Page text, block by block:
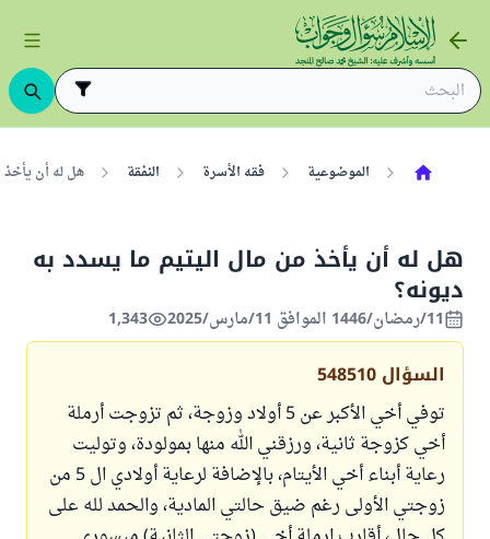
الموضوعية فقه الأسرة النفقة هل له أن يأخذ
هل له أن يأخذ من مال اليتيم ما يسدد به
ديونه؟
11/رمضان/1446 الموافق 11/مارس/2025 1,343
السؤال 548510
توفي أخي الأكبر عن 5 أولاد وزوجة، ثم تزوجت أرملة
أخي كزوجة ثانية، ورزقني الله منها بمولودة، وتوليت
رعاية أبناء أخي الأيتام، بالإضافة لرعاية أولادي ال 5 من
زوجتي الأولى رغم ضيق حالتي المادية، والحمد لله على